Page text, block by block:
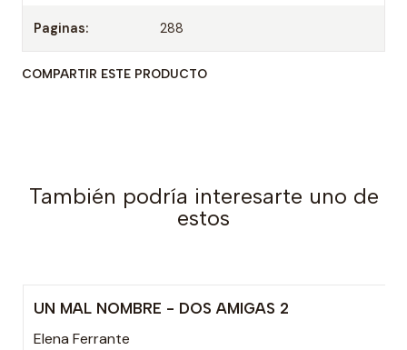
Paginas: 288
COMPARTIR ESTE PRODUCTO
También podría interesarte uno de
estos
UN MAL NOMBRE - DOS AMIGAS 2
Elena Ferrante